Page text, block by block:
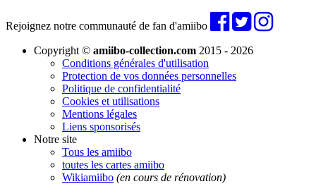
Rejoignez notre communauté de fan d'amiibo
Copyright © amiibo-collection.com 2015 - 2026
Conditions générales d'utilisation
Protection de vos données personnelles
Politique de confidentialité
Cookies et utilisations
Mentions légales
Liens sponsorisés
Notre site
Tous les amiibo
toutes les cartes amiibo
Wikiamiibo (en cours de rénovation)